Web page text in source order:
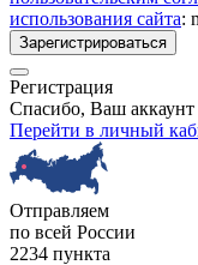
использования сайта:
Зарегистрироваться
Регистрация
Спасибо, Ваш
Перейти в личный
Отправляем
по всей России
2234 пункта